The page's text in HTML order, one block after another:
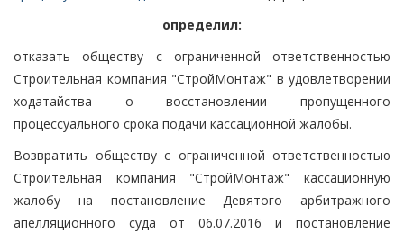
определил:
отказать обществу с ограниченной ответственностью
Строительная компания "СтройМонтаж" в удовлетворении
ходатайства о восстановлении пропущенного
процессуального срока подачи кассационной жалобы.
Возвратить обществу с ограниченной ответственностью
Строительная компания "СтройМонтаж" кассационную
жалобу на постановление Девятого арбитражного
апелляционного суда от 06.07.2016 и постановление